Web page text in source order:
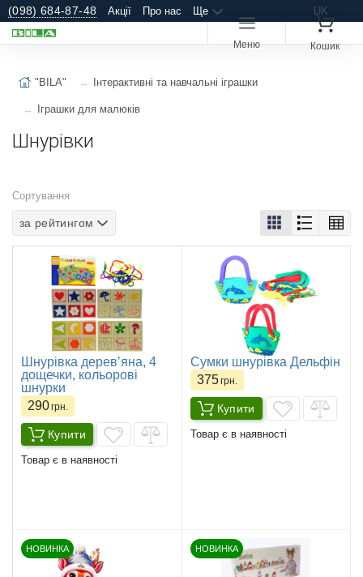
(098) 684-87-48 Акції Про нас Ще UK
Меню Кошик
"BILA" Інтерактивні та навчальні іграшки
Іграшки для малюків
Шнурівки
Сортування
за рейтингом
Шнурівка деревʼяна, 4
дощечки, кольорові
шнурки
290грн.
Купити
Товар є в наявності
Сумки шнурівка Дельфін
375грн.
Купити
Товар є в наявності
НОВИНКА НОВИНКА